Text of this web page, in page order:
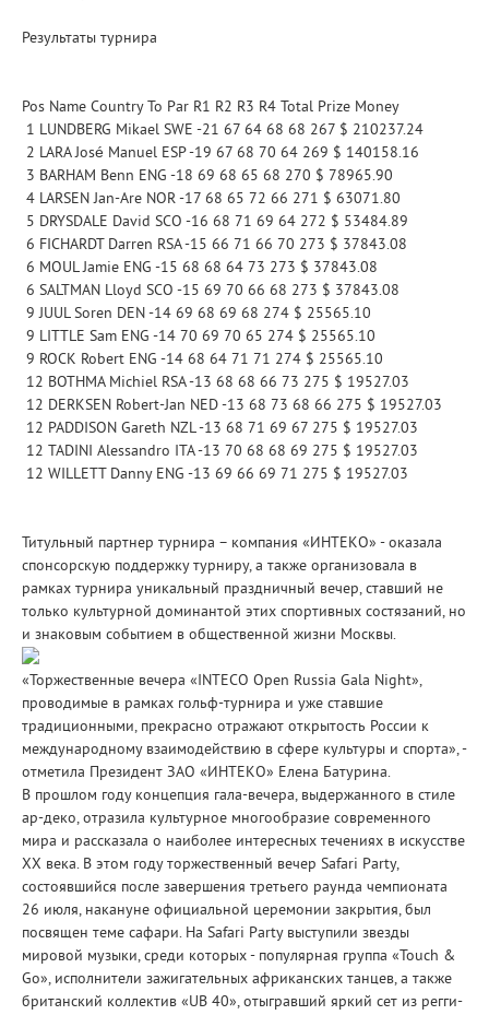
Результаты турнира
Pos Name Country To Par R1 R2 R3 R4 Total Prize Money
1 LUNDBERG Mikael SWE -21 67 64 68 68 267 $ 210237.24
2 LARA José Manuel ESP -19 67 68 70 64 269 $ 140158.16
3 BARHAM Benn ENG -18 69 68 65 68 270 $ 78965.90
4 LARSEN Jan-Are NOR -17 68 65 72 66 271 $ 63071.80
5 DRYSDALE David SCO -16 68 71 69 64 272 $ 53484.89
6 FICHARDT Darren RSA -15 66 71 66 70 273 $ 37843.08
6 MOUL Jamie ENG -15 68 68 64 73 273 $ 37843.08
6 SALTMAN Lloyd SCO -15 69 70 66 68 273 $ 37843.08
9 JUUL Soren DEN -14 69 68 69 68 274 $ 25565.10
9 LITTLE Sam ENG -14 70 69 70 65 274 $ 25565.10
9 ROCK Robert ENG -14 68 64 71 71 274 $ 25565.10
12 BOTHMA Michiel RSA -13 68 68 66 73 275 $ 19527.03
12 DERKSEN Robert-Jan NED -13 68 73 68 66 275 $ 19527.03
12 PADDISON Gareth NZL -13 68 71 69 67 275 $ 19527.03
12 TADINI Alessandro ITA -13 70 68 68 69 275 $ 19527.03
12 WILLETT Danny ENG -13 69 66 69 71 275 $ 19527.03
Титульный партнер турнира – компания «ИНТЕКО» - оказала
спонсорскую поддержку турниру, а также организовала в
рамках турнира уникальный праздничный вечер, ставший не
только культурной доминантой этих спортивных состязаний, но
и знаковым событием в общественной жизни Москвы.
«Торжественные вечера «INTECO Open Russia Gala Night»,
проводимые в рамках гольф-турнира и уже ставшие
традиционными, прекрасно отражают открытость России к
международному взаимодействию в сфере культуры и спорта», -
отметила Президент ЗАО «ИНТЕКО» Елена Батурина.
В прошлом году концепция гала-вечера, выдержанного в стиле
ар-деко, отразила культурное многообразие современного
мира и рассказала о наиболее интересных течениях в искусстве
ХХ века. В этом году торжественный вечер Safari Party,
состоявшийся после завершения третьего раунда чемпионата
26 июля, накануне официальной церемонии закрытия, был
посвящен теме сафари. На Safari Party выступили звезды
мировой музыки, среди которых - популярная группа «Touch &
Go», исполнители зажигательных африканских танцев, а также
британский коллектив «UB 40», отыгравший яркий сет из регги-